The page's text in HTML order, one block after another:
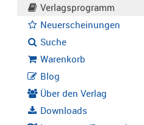
Verlagsprogramm
Neuerscheinungen
Suche
Warenkorb
Blog
Über den Verlag
Downloads